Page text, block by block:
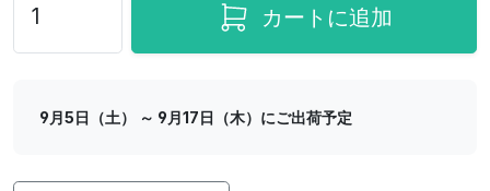
カートに追加
9月5日（土） ～ 9月17日（木）にご出荷予定